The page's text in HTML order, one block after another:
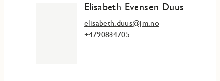
Elisabeth Evensen Duus
elisabeth.duus@jm.no
+4790884705